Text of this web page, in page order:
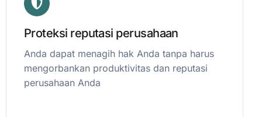
Proteksi reputasi perusahaan
Anda dapat menagih hak Anda tanpa harus
mengorbankan produktivitas dan reputasi
perusahaan Anda